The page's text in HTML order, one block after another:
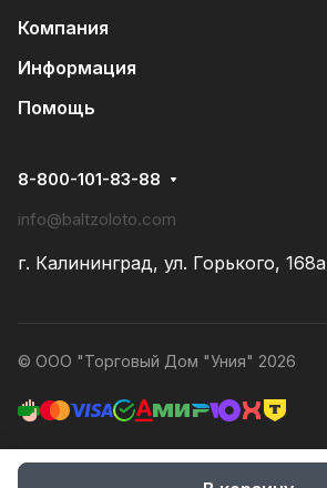
Компания
Информация
Помощь
8-800-101-83-88
info@baltzoloto.com
г. Калининград, ул. Горького,
© ООО "Торговый Дом "Уния" 2026
Конфиденциальность Оферта